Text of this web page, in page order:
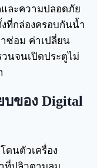
ละความปลอดภัย
ที่กล่องครอบกันน้ำ
ซ่อม ค่าเปลี่ยน
วนจนเปิดประตูไม่
ของ Digital
นตัวเครื่อง